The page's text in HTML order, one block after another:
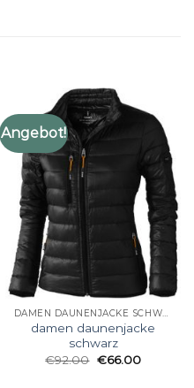
Angebot!
DAMEN DAUNENJACKE SCHWARZ
damen daunenjacke
schwarz
€92.00 €66.00